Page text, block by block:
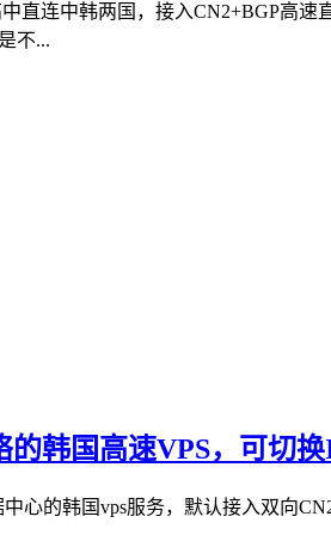
直连中韩两国，接入CN2+BGP高
不...
韩国高速VPS，可切
心的韩国vps服务，默认接入双向